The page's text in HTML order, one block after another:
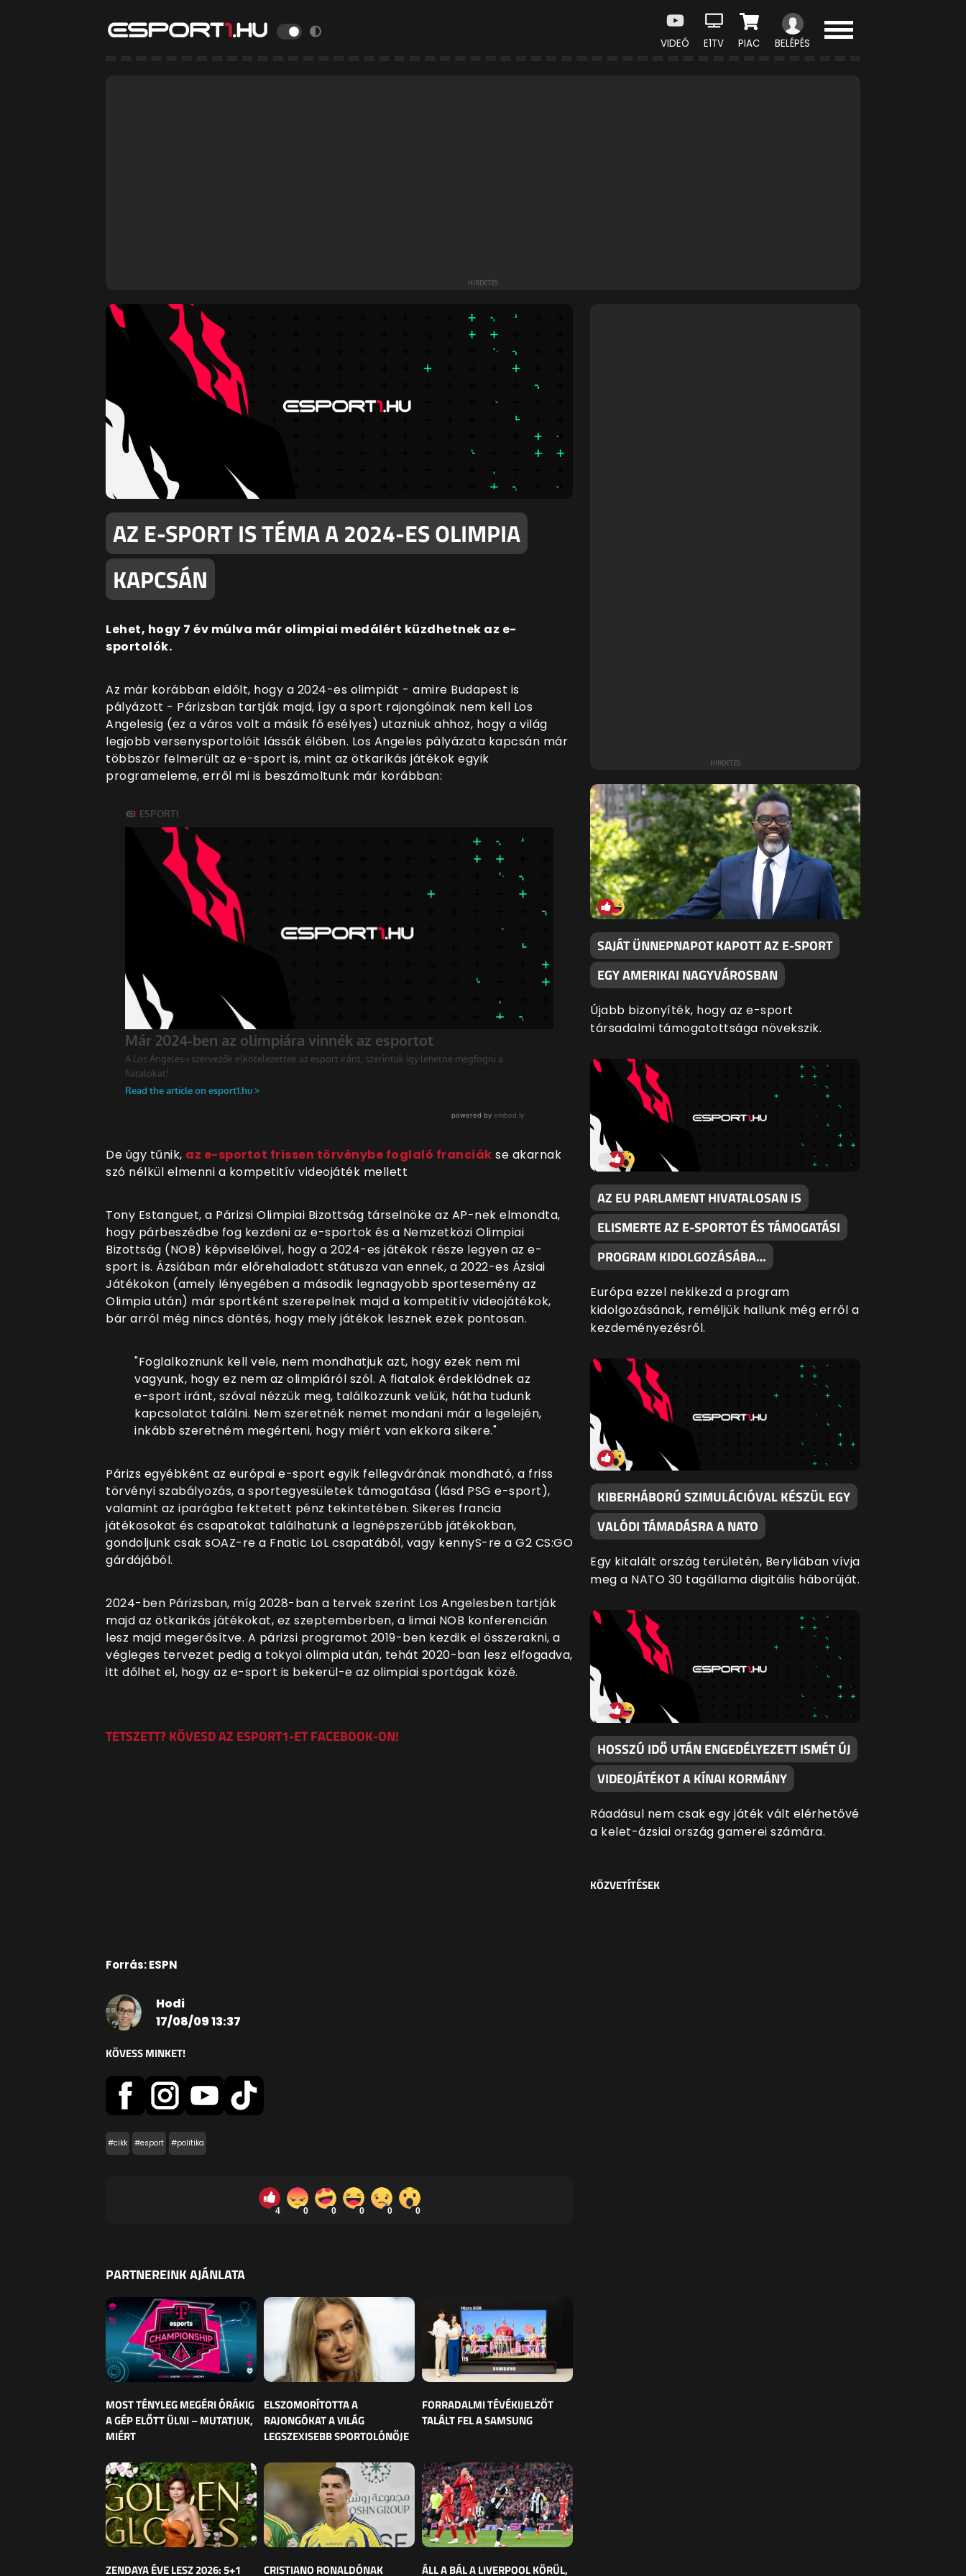
VIDEÓ E1TV PIAC BELÉPÉS
AZ E-SPORT IS TÉMA A 2024-ES OLIMPIA
KAPCSÁN
Lehet, hogy 7 év múlva már olimpiai medálért küzdhetnek az e-
sportolók.
Az már korábban eldőlt, hogy a 2024-es olimpiát - amire Budapest is
pályázott - Párizsban tartják majd, így a sport rajongóinak nem kell Los
Angelesig (ez a város volt a másik fő esélyes) utazniuk ahhoz, hogy a világ
legjobb versenysportolóit lássák élőben. Los Angeles pályázata kapcsán már
többször felmerült az e-sport is, mint az ötkarikás játékok egyik
programeleme, erről mi is beszámoltunk már korábban:
De úgy tűnik, az e-sportot frissen törvénybe foglaló franciák se akarnak
szó nélkül elmenni a kompetitív videojáték mellett
Tony Estanguet, a Párizsi Olimpiai Bizottság társelnöke az AP-nek elmondta,
hogy párbeszédbe fog kezdeni az e-sportok és a Nemzetközi Olimpiai
Bizottság (NOB) képviselőivel, hogy a 2024-es játékok része legyen az e-
sport is. Ázsiában már előrehaladott státusza van ennek, a 2022-es Ázsiai
Játékokon (amely lényegében a második legnagyobb sportesemény az
Olimpia után) már sportként szerepelnek majd a kompetitív videojátékok,
bár arról még nincs döntés, hogy mely játékok lesznek ezek pontosan.
"Foglalkoznunk kell vele, nem mondhatjuk azt, hogy ezek nem mi
vagyunk, hogy ez nem az olimpiáról szól. A fiatalok érdeklődnek az
e-sport iránt, szóval nézzük meg, találkozzunk velük, hátha tudunk
kapcsolatot találni. Nem szeretnék nemet mondani már a legelején,
inkább szeretném megérteni, hogy miért van ekkora sikere."
Párizs egyébként az európai e-sport egyik fellegvárának mondható, a friss
törvényi szabályozás, a sportegyesületek támogatása (lásd PSG e-sport),
valamint az iparágba fektetett pénz tekintetében. Sikeres francia
játékosokat és csapatokat találhatunk a legnépszerűbb játékokban,
gondoljunk csak sOAZ-re a Fnatic LoL csapatából, vagy kennyS-re a G2 CS:GO
gárdájából.
2024-ben Párizsban, míg 2028-ban a tervek szerint Los Angelesben tartják
majd az ötkarikás játékokat, ez szeptemberben, a limai NOB konferencián
lesz majd megerősítve. A párizsi programot 2019-ben kezdik el összerakni, a
végleges tervezet pedig a tokyoi olimpia után, tehát 2020-ban lesz elfogadva,
itt dőlhet el, hogy az e-sport is bekerül-e az olimpiai sportágak közé.
TETSZETT? KÖVESD AZ ESPORT1-ET FACEBOOK-ON!
Forrás: ESPN
Hodi
17/08/09 13:37
KÖVESS MINKET!
#cikk #esport #politika
4 0 0 0 0 0
PARTNEREINK AJÁNLATA
MOST TÉNYLEG MEGÉRI ÓRÁKIG
A GÉP ELŐTT ÜLNI – MUTATJUK,
MIÉRT
ELSZOMORÍTOTTA A
RAJONGÓKAT A VILÁG
LEGSZEXISEBB SPORTOLÓNŐJE
FORRADALMI TÉVÉKIJELZŐT
TALÁLT FEL A SAMSUNG
ZENDAYA ÉVE LESZ 2026: 5+1 CRISTIANO RONALDÓNAK ÁLL A BÁL A LIVERPOOL KÖRÜL,
SAJÁT ÜNNEPNAPOT KAPOTT AZ E-SPORT
EGY AMERIKAI NAGYVÁROSBAN
Újabb bizonyíték, hogy az e-sport
társadalmi támogatottsága növekszik.
AZ EU PARLAMENT HIVATALOSAN IS
ELISMERTE AZ E-SPORTOT ÉS TÁMOGATÁSI
PROGRAM KIDOLGOZÁSÁBA…
Európa ezzel nekikezd a program
kidolgozásának, reméljük hallunk még erről a
kezdeményezésről.
KIBERHÁBORÚ SZIMULÁCIÓVAL KÉSZÜL EGY
VALÓDI TÁMADÁSRA A NATO
Egy kitalált ország területén, Beryliában vívja
meg a NATO 30 tagállama digitális háborúját.
HOSSZÚ IDŐ UTÁN ENGEDÉLYEZETT ISMÉT ÚJ
VIDEOJÁTÉKOT A KÍNAI KORMÁNY
Ráadásul nem csak egy játék vált elérhetővé
a kelet-ázsiai ország gamerei számára.
KÖZVETÍTÉSEK